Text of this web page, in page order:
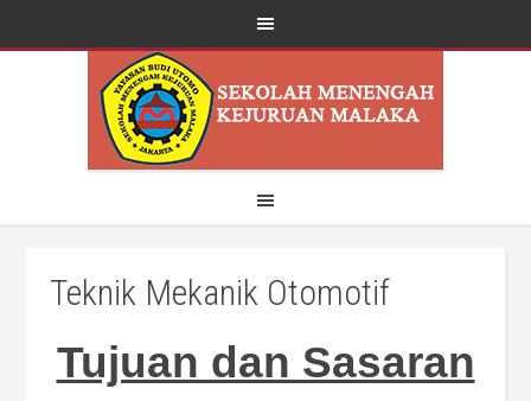
Teknik Mekanik Otomotif
Tujuan dan Sasaran